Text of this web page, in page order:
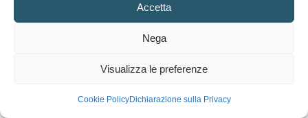
Accetta
Nega
Visualizza le preferenze
Cookie PolicyDichiarazione sulla Privacy
XXXVI Meeting Regionale degli Astrofili